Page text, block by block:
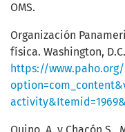
OMS.
Organización
física. Washington,
https://